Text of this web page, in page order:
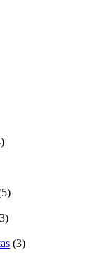
14
55
33
33